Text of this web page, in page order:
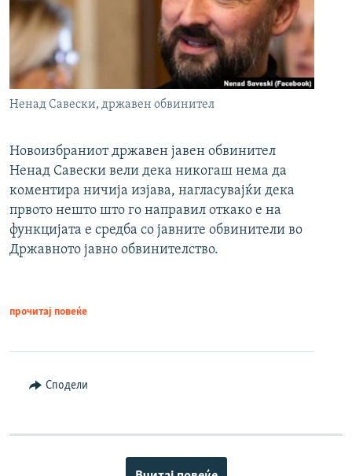
Ненад Савески, државен обвинител
Новоизбраниот државен јавен обвинител
Ненад Савески вели дека никогаш нема да
коментира ничија изјава, нагласувајќи дека
првото нешто што го направил откако е на
функцијата е средба со јавните обвинители во
Државното јавно обвинителство.
прочитај повеќе
Сподели